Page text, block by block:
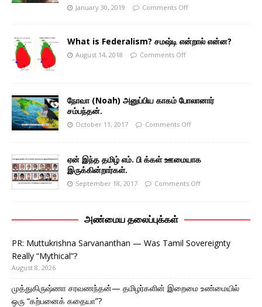
January 30, 2019 Comments Off
What is Federalism? சமஷ்டி என்றால் என்ன?
August 14, 2018 Comments Off
நோவா (Noah) அனுப்பிய காகம் போலானார்
சம்பந்தன்.
October 11, 2017 Comments Off
ஏன் இந்த தமிழ் எம். பி க்கள் ஊமையாக
இருக்கின்றார்கள்.
September 18, 2017 Comments Off
அண்மைய தலைப்புக்கள்
PR: Muttukrishna Sarvananthan — Was Tamil Sovereignty
Really “Mythical”?
August 8, 2026
முத்துகிருஷ்ணா சரவணந்தன்— தமிழர்களின் இறைமை உண்மையில்
ஒரு “கற்பனைக் கதையா”?